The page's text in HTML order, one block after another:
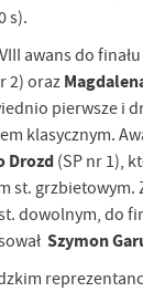
s).
awans do finału
2) oraz
pierwsze i
klasycznym.
Drozd(SP nr 1),
st. grzbietowym.
dowolnym, do
Szymon